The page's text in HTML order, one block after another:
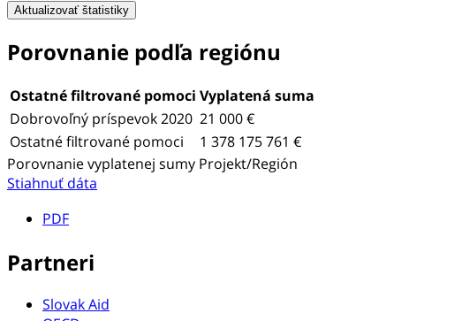
Porovnanie podľa regiónu
Ostatné filtrované pomoci Vyplatená suma
Dobrovoľný príspevok 2020 21 000 €
Ostatné filtrované pomoci
1 378 175 761 €
Porovnanie vyplatenej sumy Projekt/Región
Stiahnuť dáta
PDF
Partneri
Slovak Aid